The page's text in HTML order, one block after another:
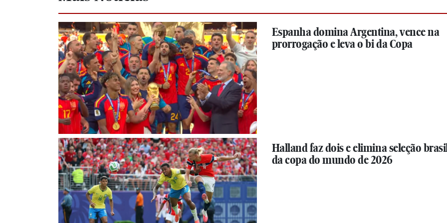
Espanha domina Argentina, vence na
prorrogação e leva o bi da Copa
Halland faz dois e elimina seleção
da copa do mundo de 2026